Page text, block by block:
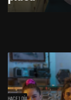
HACE 1 DÍA